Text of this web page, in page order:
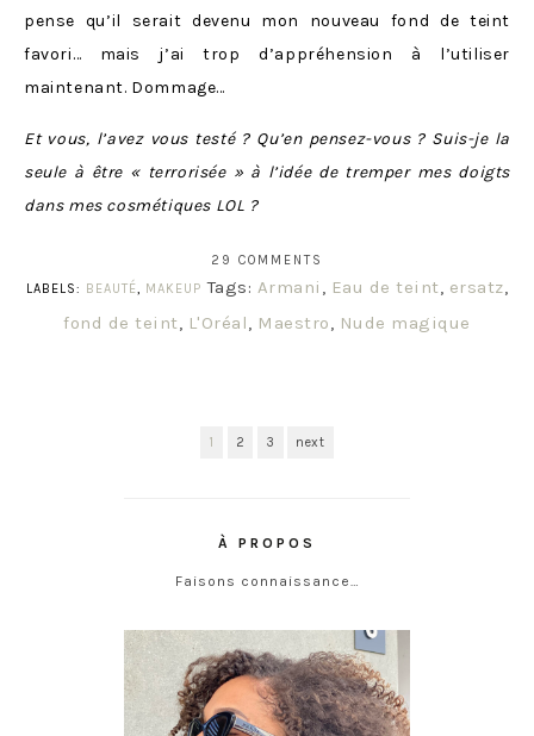
pense qu’il serait devenu mon nouveau fond de teint
favori… mais j’ai trop d’appréhension à l’utiliser
maintenant. Dommage…
Et vous, l’avez vous testé ? Qu’en pensez-vous ? Suis-je la
seule à être « terrorisée » à l’idée de tremper mes doigts
dans mes cosmétiques LOL ?
29 COMMENTS
LABELS:
BEAUTÉ, MAKEUP Tags: Armani , Eau de teint, ersatz,
fond de teint, L'Oréal, Maestro, Nude magique
1 2 3 next
À PROPOS
Faisons connaissance…